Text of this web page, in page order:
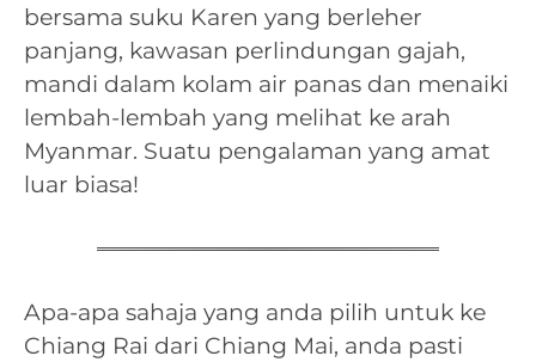
bersama suku Karen yang berleher
panjang, kawasan perlindungan gajah,
mandi dalam kolam air panas dan menaiki
lembah-lembah yang melihat ke arah
Myanmar. Suatu pengalaman yang amat
luar biasa!
Apa-apa sahaja yang anda pilih untuk ke
Chiang Rai dari Chiang Mai, anda pasti